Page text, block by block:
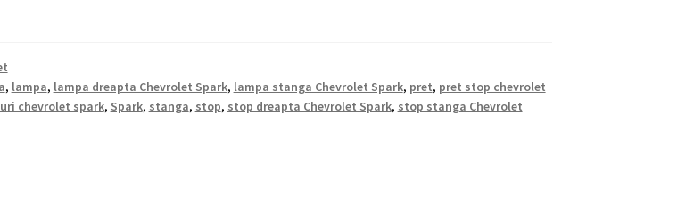
, lampa, lampa dreapta Chevrolet Spark, lampa stanga Chevrolet Spark, pret, pret stop chevrolet
chevrolet spark, Spark, stanga, stop, stop dreapta Chevrolet Spark, stop stanga Chevrolet